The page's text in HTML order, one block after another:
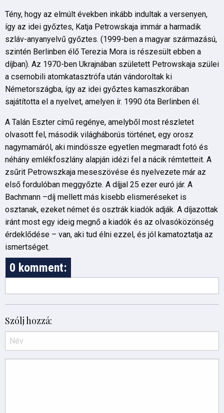
Tény, hogy az elmúlt években inkább indultak a versenyen,
így az idei győztes, Katja Petrowskaja immár a harmadik
szláv-anyanyelvű győztes. (1999-ben a magyar származású,
szintén Berlinben élő Terezia Mora is részesült ebben a
díjban). Az 1970-ben Ukrajnában született Petrowskaja szülei
a csernobili atomkatasztrófa után vándoroltak ki
Németországba, így az idei győztes kamaszkorában
sajátította el a nyelvet, amelyen ír. 1990 óta Berlinben él.
A Talán Eszter című regénye, amelyből most részletet
olvasott fel, második világháborús történet, egy orosz
nagymamáról, aki mindössze egyetlen megmaradt fotó és
néhány emlékfoszlány alapján idézi fel a nácik rémtetteit. A
zsűrit Petrowszkaja meseszövése és nyelvezete már az
első fordulóban meggyőzte. A díjjal 25 ezer euró jár. A
Bachmann –díj mellett más kisebb elismeréseket is
osztanak, ezeket német és osztrák kiadók adják. A díjazottak
iránt most egy ideig megnő a kiadók és az olvasóközönség
érdeklődése – van, aki tud élni ezzel, és jól kamatoztatja az
ismertséget.
0 komment:
Szólj hozzá: